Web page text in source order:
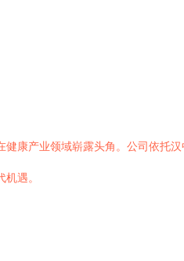
康产业领域崭露头角。公司依托
遇。